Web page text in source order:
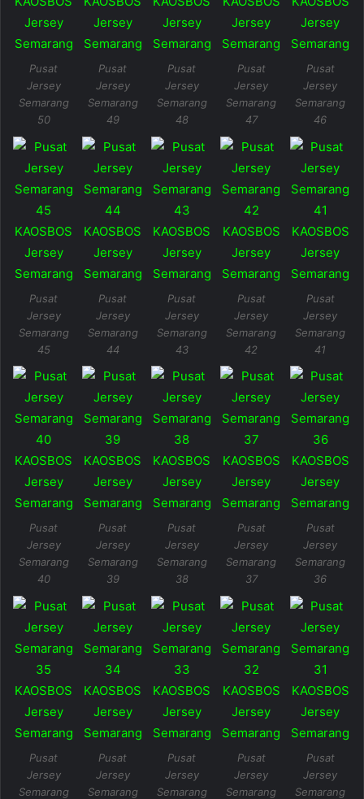
Pusat
Jersey
Semarang
50
Pusat
Jersey
Semarang
49
Pusat
Jersey
Semarang
48
Pusat
Jersey
Semarang
47
Pusat
Jersey
Semarang
46
Pusat
Jersey
Semarang
45
Pusat
Jersey
Semarang
44
Pusat
Jersey
Semarang
43
Pusat
Jersey
Semarang
42
Pusat
Jersey
Semarang
41
Pusat
Jersey
Semarang
40
Pusat
Jersey
Semarang
39
Pusat
Jersey
Semarang
38
Pusat
Jersey
Semarang
37
Pusat
Jersey
Semarang
36
Pusat
Jersey
Semarang
Pusat
Jersey
Semarang
Pusat
Jersey
Semarang
Pusat
Jersey
Semarang
Pusat
Jersey
Semarang